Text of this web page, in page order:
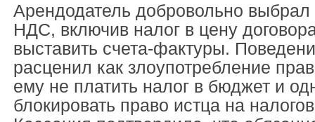
Арендодатель добровольно выбрал
НДС, включив налог в цену
выставить счета-фактуры.
расценил как злоупотребление
ему не платить налог в бюджет и
блокировать право истца на